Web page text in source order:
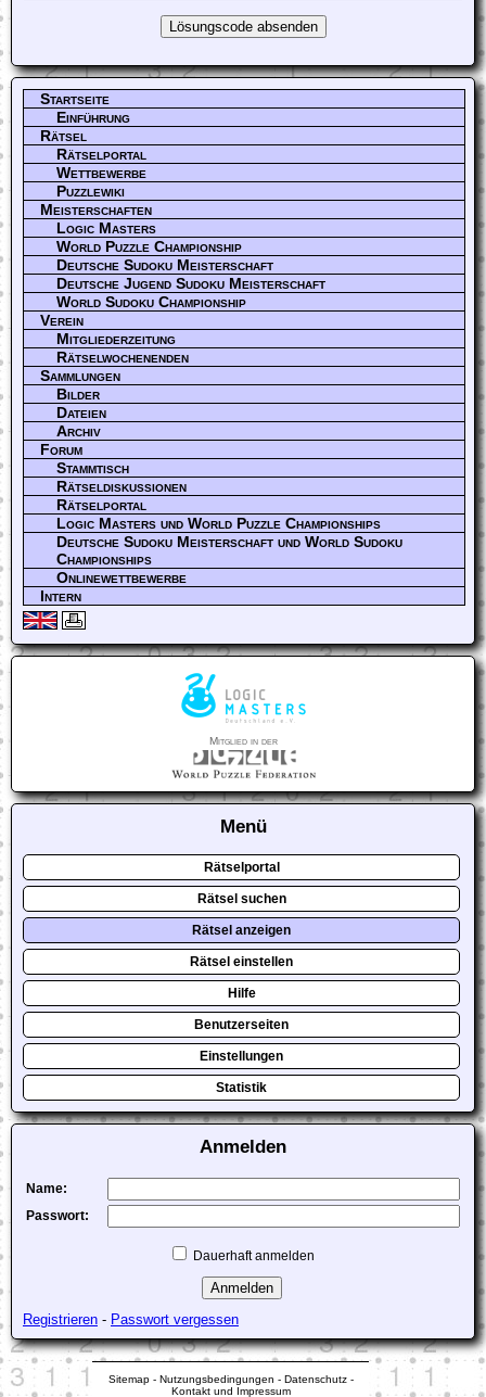
Startseite
Einführung
Rätsel
Rätselportal
Wettbewerbe
Puzzlewiki
Meisterschaften
Logic Masters
World Puzzle Championship
Deutsche Sudoku Meisterschaft
Deutsche Jugend Sudoku Meisterschaft
World Sudoku Championship
Verein
Mitgliederzeitung
Rätselwochenenden
Sammlungen
Bilder
Dateien
Archiv
Forum
Stammtisch
Rätseldiskussionen
Rätselportal
Logic Masters und World Puzzle Championships
Deutsche Sudoku Meisterschaft und World Sudoku
Championships
Onlinewettbewerbe
Intern
Mitglied in der
Menü
Rätselportal
Rätsel suchen
Rätsel anzeigen
Rätsel einstellen
Hilfe
Benutzerseiten
Einstellungen
Statistik
Anmelden
Name:
Passwort:
Dauerhaft anmelden
Registrieren - Passwort vergessen
Sitemap- Nutzungsbedingungen - Datenschutz-
Kontakt und Impressum